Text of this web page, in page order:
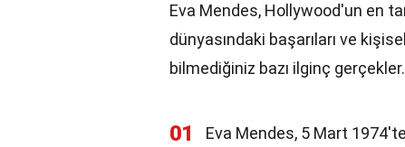
Eva Mendes, Hollywood'un en
dünyasındaki başarıları ve
bilmediğiniz bazı ilginç gerçekler.
01 Eva Mendes, 5 Mart